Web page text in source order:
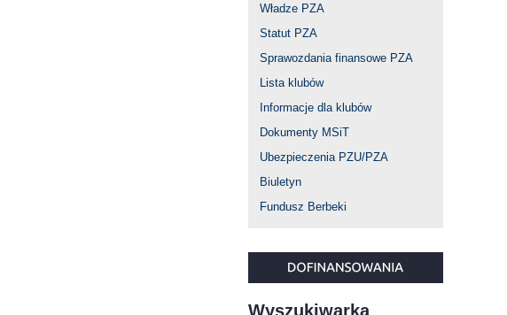
Władze PZA
Statut PZA
Sprawozdania finansowe PZA
Lista klubów
Informacje dla klubów
Dokumenty MSiT
Ubezpieczenia PZU/PZA
Biuletyn
Fundusz Berbeki
Wyszukiwarka